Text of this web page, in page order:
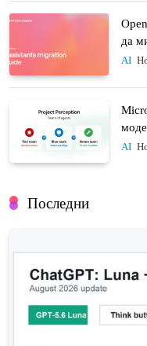
да
AI
и
AI
Последни